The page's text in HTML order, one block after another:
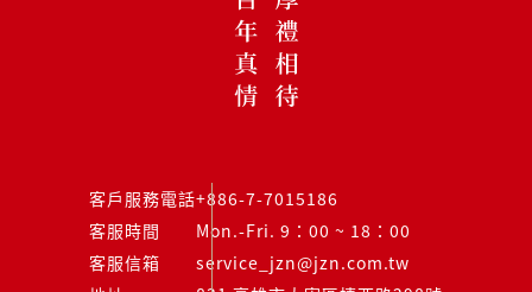
客戶服務電話+886-7-7015186
客服時間
Mon.-Fri. 9：00 ~ 18：00
客服信箱
service_jzn@jzn.com.tw